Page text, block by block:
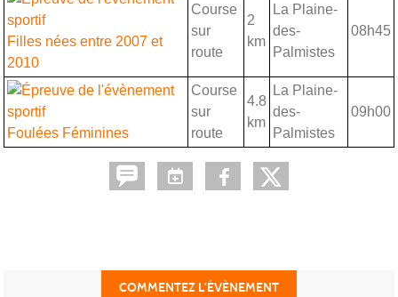
Filles nées entre 2007 et
2010
Course
sur
route
2
km
La Plaine-
des-
Palmistes
08h45
Foulées Féminines
Course
sur
route
4.8
km
La Plaine-
des-
Palmistes
09h00
COMMENTEZ L’ÉVÈNEMENT